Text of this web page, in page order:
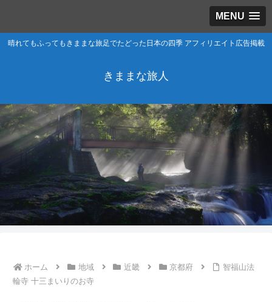
MENU
晴れてもふってもきままな旅足でたどった日本の四季 アフィリエイト広告掲載
きままな旅人
ホーム 地域 近畿 京都府
智福山法
輪寺 十三まいりのお寺